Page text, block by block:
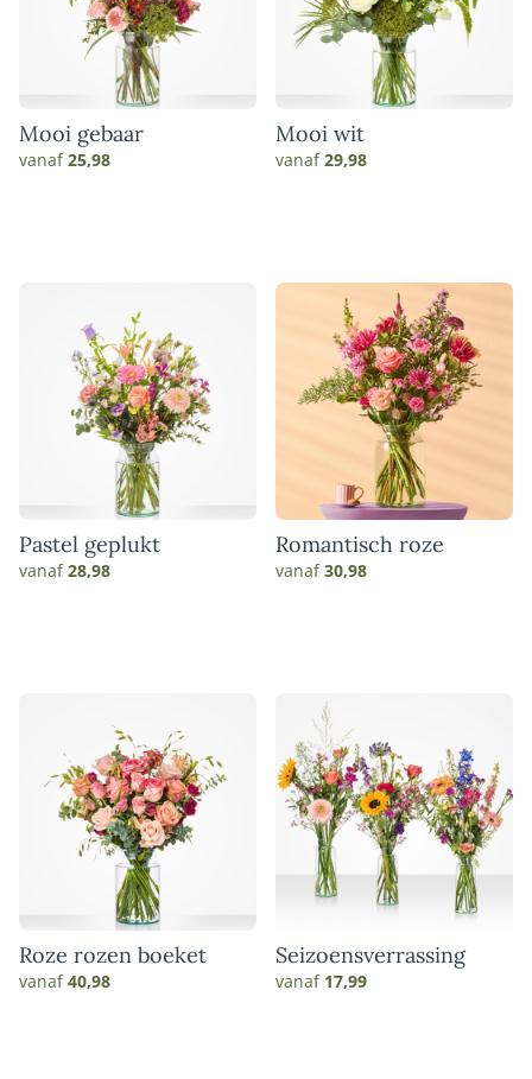
Mooi gebaar
vanaf25,98
Mooi wit
vanaf29,98
Pastel geplukt
vanaf28,98
Romantisch roze
vanaf30,98
Roze rozen boeket
vanaf40,98
Seizoensverrassing
vanaf 17,99